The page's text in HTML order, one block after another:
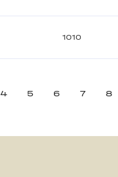
1010
4 5 6 7 8